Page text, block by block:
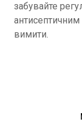
забувайте
вимити.